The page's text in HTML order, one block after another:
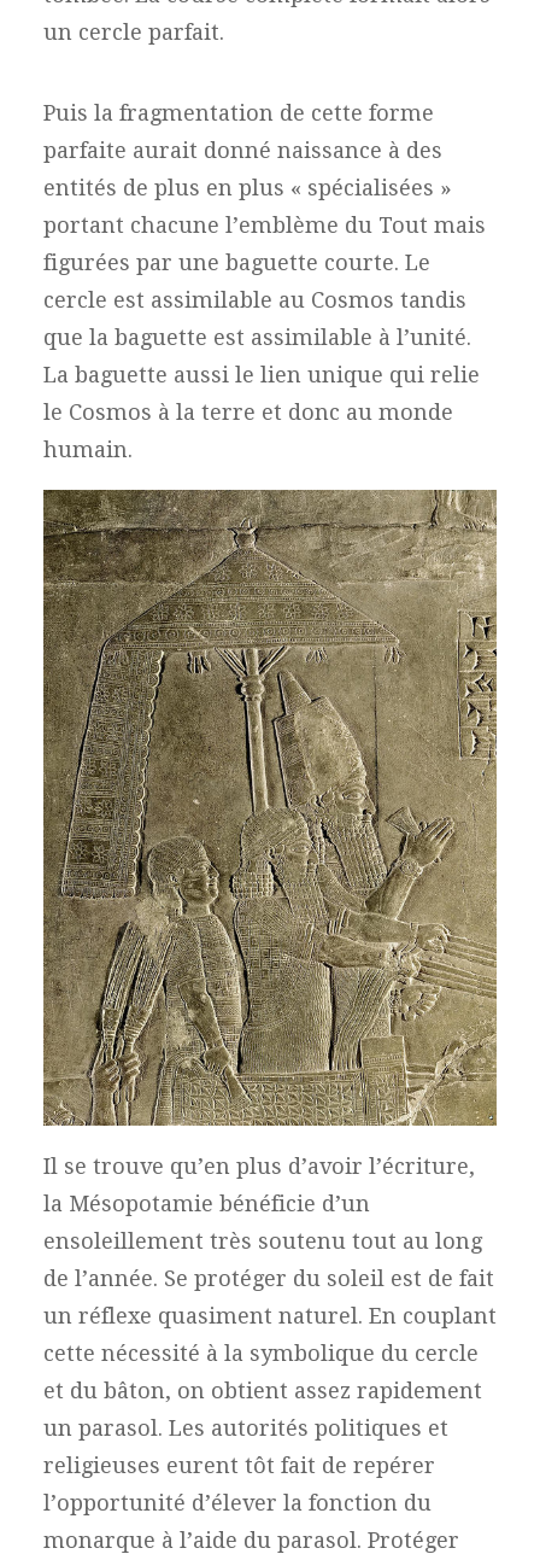
un cercle parfait.
Puis la fragmentation de cette forme
parfaite aurait donné naissance à des
entités de plus en plus « spécialisées »
portant chacune l’emblème du Tout mais
figurées par une baguette courte. Le
cercle est assimilable au Cosmos tandis
que la baguette est assimilable à l’unité.
La baguette aussi le lien unique qui relie
le Cosmos à la terre et donc au monde
humain.
Il se trouve qu’en plus d’avoir l’écriture,
la Mésopotamie bénéficie d’un
ensoleillement très soutenu tout au long
de l’année. Se protéger du soleil est de fait
un réflexe quasiment naturel. En couplant
cette nécessité à la symbolique du cercle
et du bâton, on obtient assez rapidement
un parasol. Les autorités politiques et
religieuses eurent tôt fait de repérer
l’opportunité d’élever la fonction du
monarque à l’aide du parasol. Protéger